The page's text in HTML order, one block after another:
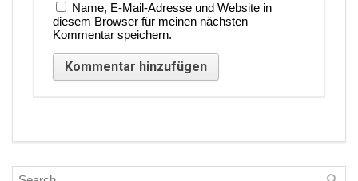
Name, E-Mail-Adresse und Website in
diesem Browser für meinen nächsten
Kommentar speichern.